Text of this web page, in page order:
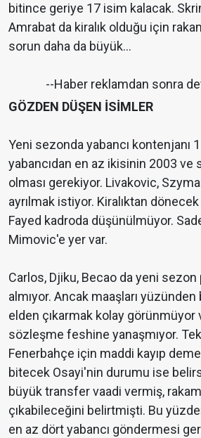
bitince geriye 17 isim kalacak.
Amrabat da kiralık olduğu için
sorun daha da büyük...
--Haber reklamdan sonra
GÖZDEN DÜŞEN İSİMLER
Yeni sezonda yabancı kontenjanı
yabancıdan en az ikisinin 2003 ve
olması gerekiyor. Livakovic,
ayrılmak istiyor. Kiralıktan
Fayed kadroda düşünülmüyor.
Mimovic'e yer var.
Carlos, Djiku, Becao da yeni sezon
almıyor. Ancak maaşları yüzünden
elden çıkarmak kolay görünmüyor
sözleşme feshine yanaşmıyor.
Fenerbahçe için maddi kayıp
bitecek Osayi'nin durumu ise
büyük transfer vaadi vermiş,
çıkabileceğini belirtmişti. Bu
en az dört yabancı göndermesi